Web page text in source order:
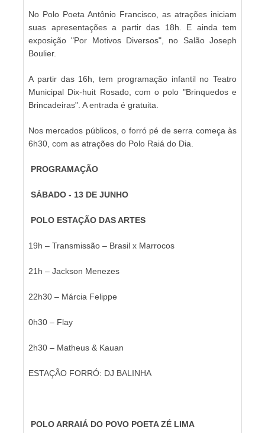
No Polo Poeta Antônio Francisco, as atrações iniciam
suas apresentações a partir das 18h. E ainda tem
exposição "Por Motivos Diversos", no Salão Joseph
Boulier.
A partir das 16h, tem programação infantil no Teatro
Municipal Dix-huit Rosado, com o polo "Brinquedos e
Brincadeiras". A entrada é gratuita.
Nos mercados públicos, o forró pé de serra começa às
6h30, com as atrações do Polo Raiá do Dia.
PROGRAMAÇÃO
SÁBADO - 13 DE JUNHO
POLO ESTAÇÃO DAS ARTES
19h – Transmissão – Brasil x Marrocos
21h – Jackson Menezes
22h30 – Márcia Felippe
0h30 – Flay
2h30 – Matheus & Kauan
ESTAÇÃO FORRÓ: DJ BALINHA
POLO ARRAIÁ DO POVO POETA ZÉ LIMA